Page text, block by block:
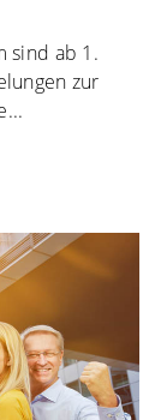
sind ab 1.
zur